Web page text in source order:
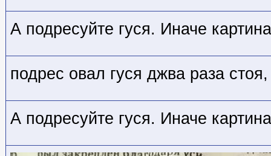
А подресуйте гуся. Иначе
подрес овал гуся джва раза
А подресуйте гуся. Иначе